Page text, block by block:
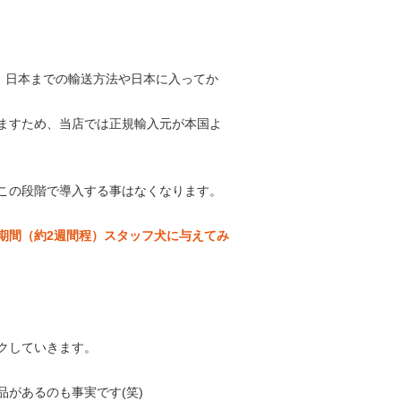
本までの輸送方法や日本に入ってか
ため、当店では正規輸入元が本国よ
段階で導入する事はなくなります。
間（約2週間程）スタッフ犬に与えてみ
ていきます。
があるのも事実です(笑)